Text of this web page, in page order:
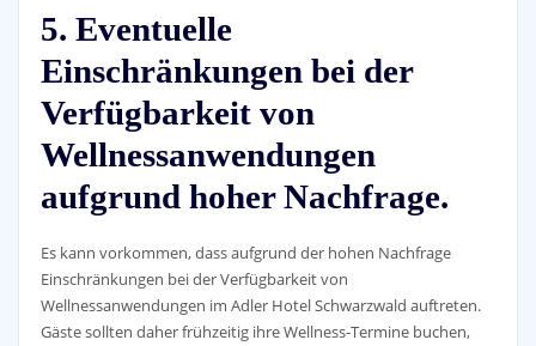
5. Eventuelle
Einschränkungen bei der
Verfügbarkeit von
Wellnessanwendungen
aufgrund hoher Nachfrage.
Es kann vorkommen, dass aufgrund der hohen Nachfrage
Einschränkungen bei der Verfügbarkeit von
Wellnessanwendungen im Adler Hotel Schwarzwald auftreten.
Gäste sollten daher frühzeitig ihre Wellness-Termine buchen,